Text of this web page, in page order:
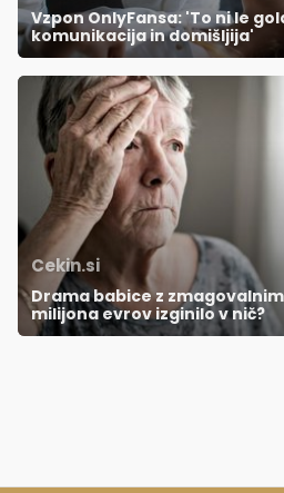
Vzpon OnlyFansa: 'To ni le
komunikacija in domišljija'
Cekin.si
Drama babice z
milijona evrov izginilo v nič?